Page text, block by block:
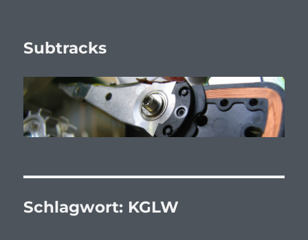
Subtracks
Schlagwort: KGLW